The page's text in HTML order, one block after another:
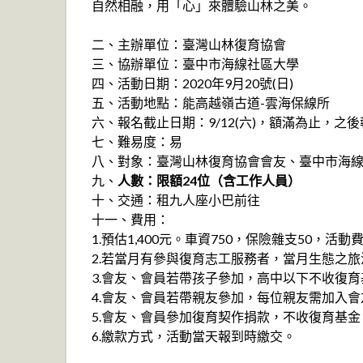
自然相融，用「心」來體驗山林之美。
二、主辦單位：臺灣山林復育協會
三、協辦單位：臺中市海線社區大學
四、活動日期：2020年9月20號(日)
五、活動地點：能高越嶺古道-雲海保線所
六、報名截止日期：9/12(六)，額滿為止，之
七、難易度：易
八、對象：臺灣山林復育協會會友、臺中市海
九、 人數：限額24位（含工作人員）
十、交通：租九人座小巴前往
十一、費用：
1.預估1,400元。車資750，保險雜支50，活動
2.若當月有參與復育志工服務者，當月生態之
3.會友、會員若帶孩子參加，高中以下不收復
4.會友、會員若帶親友參加，每位親友需加入
5.會友、會員參加復育契作捐款，不收復育基
6.繳款方式，活動當天報到時繳交。